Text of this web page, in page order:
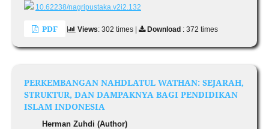
10.62238/nagripustaka.v2i2.132
PDF Views: 302 times | Download : 372 times
PERKEMBANGAN NAHDLATUL WATHAN: SEJARAH,
STRUKTUR, DAN DAMPAKNYA BAGI PENDIDIKAN
ISLAM INDONESIA
Herman Zuhdi (Author)